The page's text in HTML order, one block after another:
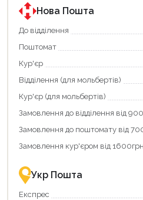
програмою
єКнига.
Використовуйте
карту
щоб
зекономити
та
отримати
переваги!
картою
єКнига
–
зручно
та
вигідно!
програмою
«Національний
кешбек».
покупку
«Національний
кешбек»
та
отримуйте
повернення
Економте
більше
разом
державною
підтримкою!
Нова Пошта
До відділення
Поштомат
Кур'єр
Відділення (для мольбертів)
Кур'єр (для мольбертів)
Замовлення до відділення від
Замовлення до поштомату від
Замовлення кур'єром від 1600грн
Укр Пошта
Експрес